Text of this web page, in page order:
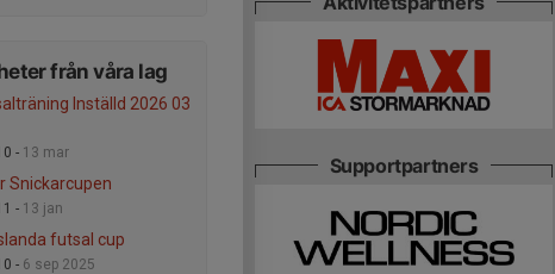
från våra lag
Inställd 2026 03
- 13 mar
Snickarcupen
- 13 jan
futsal cup
- 6 sep 2025
Supportpartners